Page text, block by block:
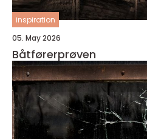
inspiration
05. May 2026
Båtførerprøven